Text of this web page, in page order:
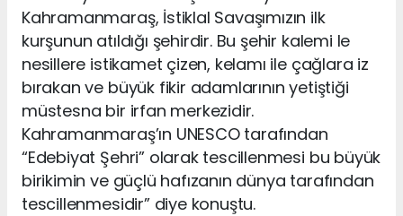
Kahramanmaraş, İstiklal Savaşımızın ilk
kurşunun atıldığı şehirdir. Bu şehir kalemi le
nesillere istikamet çizen, kelamı ile çağlara iz
bırakan ve büyük fikir adamlarının yetiştiği
müstesna bir irfan merkezidir.
Kahramanmaraş’ın UNESCO tarafından
“Edebiyat Şehri” olarak tescillenmesi bu büyük
birikimin ve güçlü hafızanın dünya tarafından
tescillenmesidir” diye konuştu.